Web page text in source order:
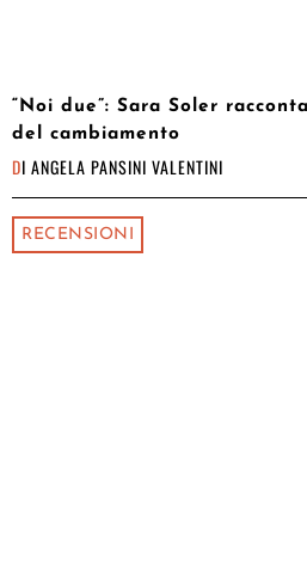
“Noi due”: Sara Soler
del cambiamento
DI ANGELA PANSINI VALENTINI
RECENSIONI